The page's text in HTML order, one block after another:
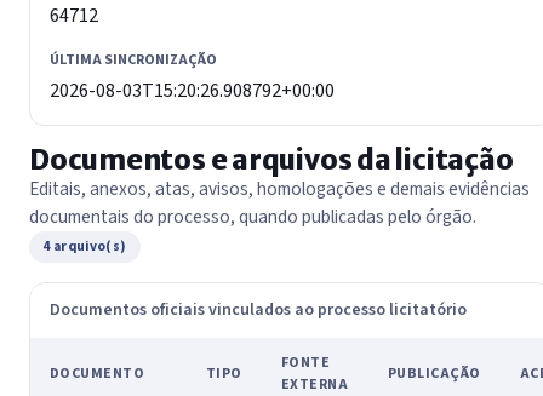
64712
ÚLTIMA SINCRONIZAÇÃO
2026-08-03T15:20:26.908792+00:00
Documentos e arquivos da licitação
Editais, anexos, atas, avisos, homologações e demais evidências
documentais do processo, quando publicadas pelo órgão.
4 arquivo(s)
Documentos oficiais vinculados ao processo licitatório
DOCUMENTO TIPO
FONTE
EXTERNA
PUBLICAÇÃO